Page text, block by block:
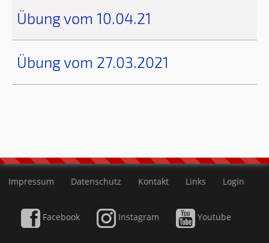
Übung vom 10.04.21
Übung vom 27.03.2021
Impressum Datenschutz Kontakt Links Login
Facebook Instagram Youtube